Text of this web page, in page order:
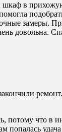
шкаф в
замеры.
довольна.
потому что в
попалась